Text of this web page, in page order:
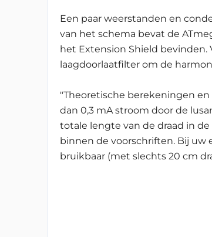
Een paar weerstanden en
van het schema bevat de
het Extension Shield
laagdoorlaatfilter om de
"Theoretische berekeningen
dan 0,3 mA stroom door de
totale lengte van de draad in
binnen de voorschriften. Bij uw
bruikbaar (met slechts 20 cm